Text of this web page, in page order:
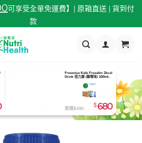
可享受全單免運費】| 原箱直送 | 貨到付
款
JMS Feeding Bottle 餵食奶壺
600ml
原價$73 $65